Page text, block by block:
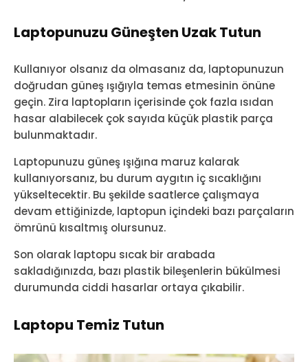
Laptopunuzu Güneşten Uzak Tutun
Kullanıyor olsanız da olmasanız da, laptopunuzun
doğrudan güneş ışığıyla temas etmesinin önüne
geçin. Zira laptopların içerisinde çok fazla ısıdan
hasar alabilecek çok sayıda küçük plastik parça
bulunmaktadır.
Laptopunuzu güneş ışığına maruz kalarak
kullanıyorsanız, bu durum aygıtın iç sıcaklığını
yükseltecektir. Bu şekilde saatlerce çalışmaya
devam ettiğinizde, laptopun içindeki bazı parçaların
ömrünü kısaltmış olursunuz.
Son olarak laptopu sıcak bir arabada
sakladığınızda, bazı plastik bileşenlerin bükülmesi
durumunda ciddi hasarlar ortaya çıkabilir.
Laptopu Temiz Tutun